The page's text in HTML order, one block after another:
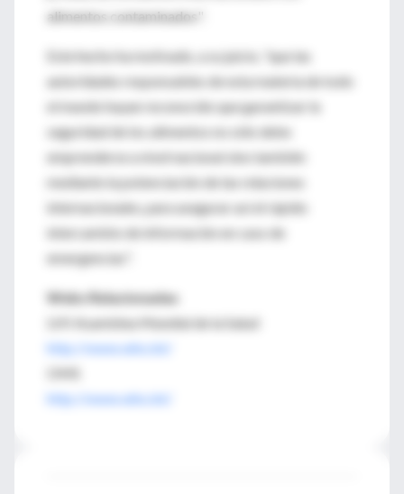
alimentos contaminados".
Este hecho ha motivado, a su juicio, "que las
autoridades responsables de esta materia de todo
el mundo hayan reconocido que garantizar la
seguridad de los alimentos no sólo debe
emprenderse a nivel nacional sino también
mediante la potenciación de las relaciones
internacionales, para asegurar así el rápido
intercambio de información en caso de
emergencias".
Webs Relacionadas
LVII Asamblea Mundial de la Salud
http://www.who.int/
OMS
http://www.who.int/